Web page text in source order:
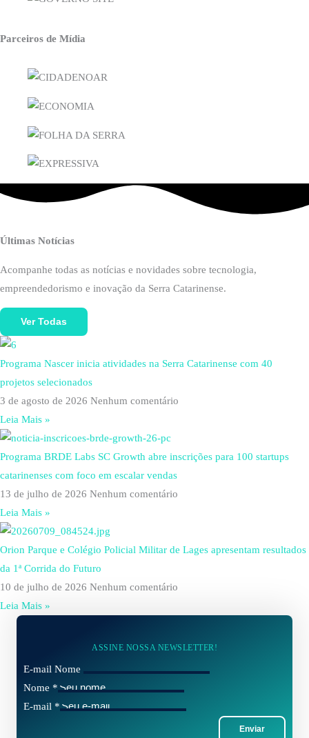
Parceiros de Mídia
Últimas Notícias
Acompanhe todas as notícias e novidades sobre tecnologia,
empreendedorismo e inovação da Serra Catarinense.
Ver Todas
Programa Nascer inicia atividades na Serra Catarinense com 40
projetos selecionados
3 de agosto de 2026 Nenhum comentário
Leia Mais »
Programa BRDE Labs SC Growth abre inscrições para 100 startups
catarinenses com foco em escalar vendas
13 de julho de 2026 Nenhum comentário
Leia Mais »
Orion Parque e Colégio Policial Militar de Lages apresentam resultados
da 1ª Corrida do Futuro
10 de julho de 2026 Nenhum comentário
Leia Mais »
ASSINE NOSSA NEWSLETTER!
E-mail Nome
Nome *
E-mail *
Enviar